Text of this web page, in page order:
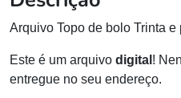
Arquivo Topo de bolo Trinta e
Este é um arquivo digital !
entregue no seu endereço.